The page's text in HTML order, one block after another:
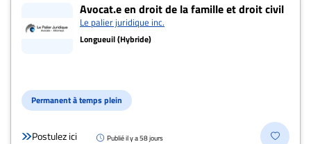
Avocat.e en droit de la famille et droit civil
Le palier juridique inc.
Longueuil (Hybride)
Permanent à temps plein
Postulez ici Publié il y a 58 jours